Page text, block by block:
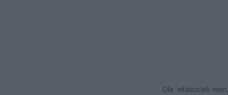
Dla właścicieli